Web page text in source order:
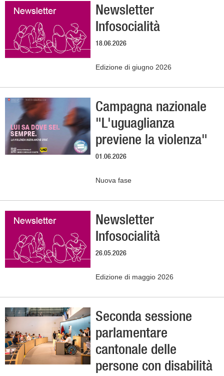
Newsletter
Infosocialità
18.06.2026
Edizione di giugno 2026
Campagna nazionale
"L'uguaglianza
previene la violenza"
01.06.2026
Nuova fase
Newsletter
Infosocialità
26.05.2026
Edizione di maggio 2026
Seconda sessione
parlamentare
cantonale delle
persone con disabilità